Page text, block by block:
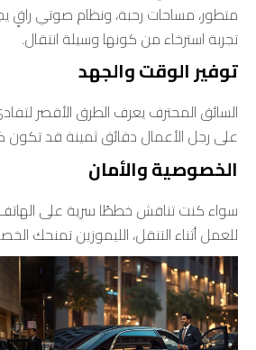
متطور، مساحات رحبة، ونظام صوتي راقٍ
تجربة استرخاء من كونها وسيلة انتقال.
توفير الوقت والجهد
السائق المحترف يعرف الطرق الأقصر
على رجل الأعمال دقائق ثمينة قد تكون
الخصوصية والأمان
سواء كنت تناقش خططًا سرية على الهاتف
للعمل أثناء التنقل، الليموزين تمنحك